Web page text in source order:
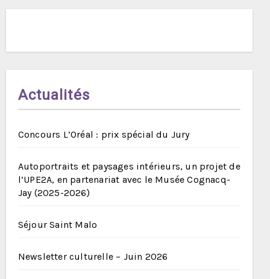
Actualités
Concours L’Oréal : prix spécial du Jury
Autoportraits et paysages intérieurs, un projet de
l’UPE2A, en partenariat avec le Musée Cognacq-
Jay (2025-2026)
Séjour Saint Malo
Newsletter culturelle – Juin 2026